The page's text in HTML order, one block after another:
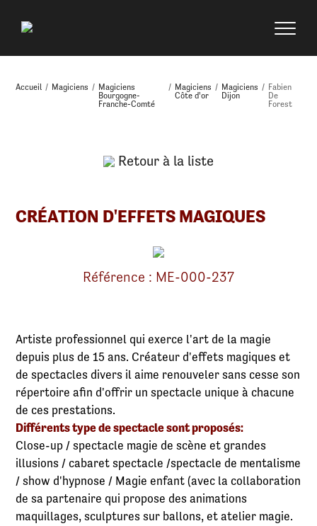
Accueil / Magiciens / Magiciens
Bourgogne-
Franche-Comté
/ Magiciens
Côte d'or
/ Magiciens
Dijon
/ Fabien
De
Forest
Retour à la liste
CRÉATION D'EFFETS MAGIQUES
Référence : ME-000-237
Artiste professionnel qui exerce l'art de la magie
depuis plus de 15 ans. Créateur d'effets magiques et
de spectacles divers il aime renouveler sans cesse son
répertoire afin d'offrir un spectacle unique à chacune
de ces prestations.
Différents type de spectacle sont proposés:
Close-up / spectacle magie de scène et grandes
illusions / cabaret spectacle /spectacle de mentalisme
/ show d'hypnose / Magie enfant (avec la collaboration
de sa partenaire qui propose des animations
maquillages, sculptures sur ballons, et atelier magie.